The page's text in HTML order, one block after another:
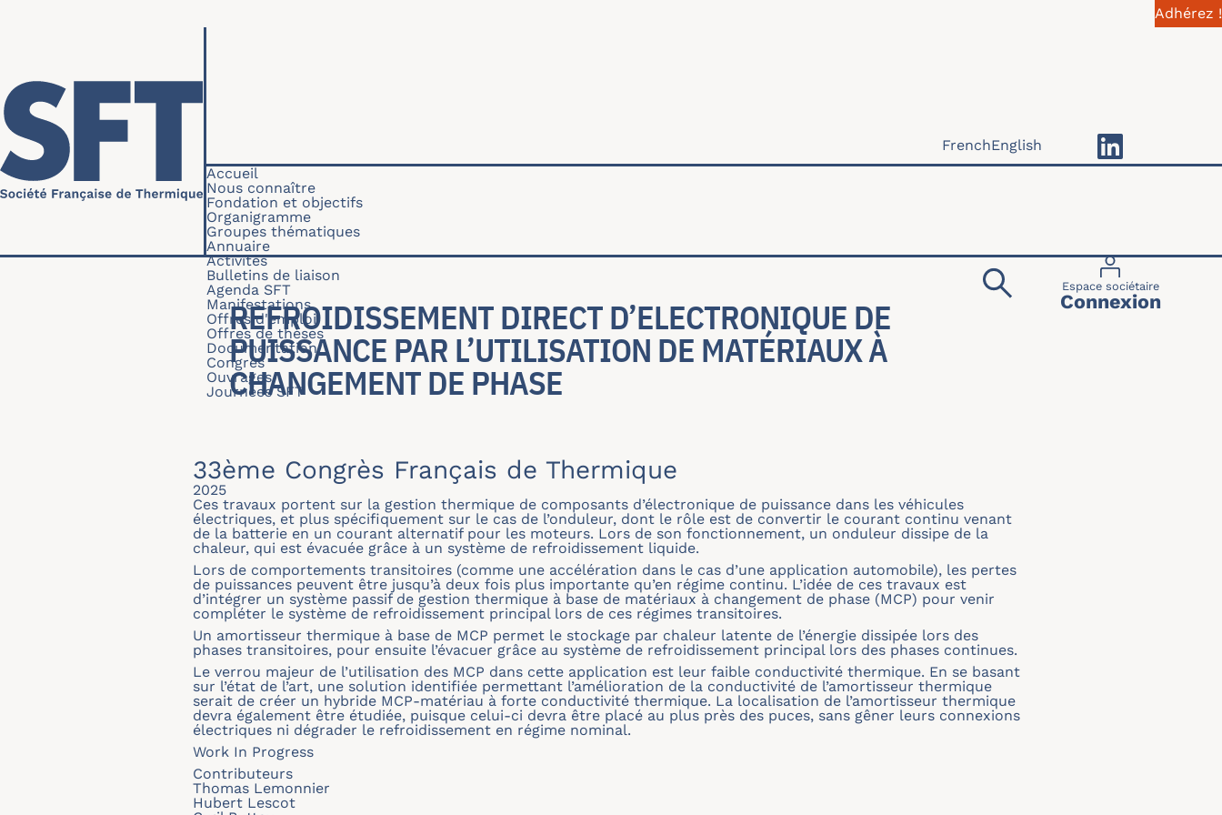
Adhérez !
Navigation principale
Accueil
Nous connaître
Fondation et objectifs
Organigramme
Groupes thématiques
Annuaire
Activités
Bulletins de liaison
Agenda SFT
Manifestations
Offres d'emploi
Offres de thèses
Documentation
Congrès
Ouvrages
Journées SFT
Menu du
Espace sociétaire
Connexion
FrenchEnglish
REFROIDISSEMENT DIRECT D’ELECTRONIQUE DE
PUISSANCE PAR L’UTILISATION DE MATÉRIAUX À
CHANGEMENT DE PHASE
33ème Congrès Français de Thermique
2025
Ces travaux portent sur la gestion thermique de composants d’électronique de puissance dans les véhicules
électriques, et plus spécifiquement sur le cas de l’onduleur, dont le rôle est de convertir le courant continu venant
de la batterie en un courant alternatif pour les moteurs. Lors de son fonctionnement, un onduleur dissipe de la
chaleur, qui est évacuée grâce à un système de refroidissement liquide.
Lors de comportements transitoires (comme une accélération dans le cas d’une application automobile), les pertes
de puissances peuvent être jusqu’à deux fois plus importante qu’en régime continu. L’idée de ces travaux est
d’intégrer un système passif de gestion thermique à base de matériaux à changement de phase (MCP) pour venir
compléter le système de refroidissement principal lors de ces régimes transitoires.
Un amortisseur thermique à base de MCP permet le stockage par chaleur latente de l’énergie dissipée lors des
phases transitoires, pour ensuite l’évacuer grâce au système de refroidissement principal lors des phases continues.
Le verrou majeur de l’utilisation des MCP dans cette application est leur faible conductivité thermique. En se basant
sur l’état de l’art, une solution identifiée permettant l’amélioration de la conductivité de l’amortisseur thermique
serait de créer un hybride MCP-matériau à forte conductivité thermique. La localisation de l’amortisseur thermique
devra également être étudiée, puisque celui-ci devra être placé au plus près des puces, sans gêner leurs connexions
électriques ni dégrader le refroidissement en régime nominal.
Work In Progress
Contributeurs
Thomas Lemonnier
Hubert Lescot